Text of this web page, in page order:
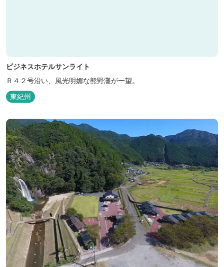
ビジネスホテルサンライト
Ｒ４２号沿い、風光明媚な熊野灘が一望。
東紀州